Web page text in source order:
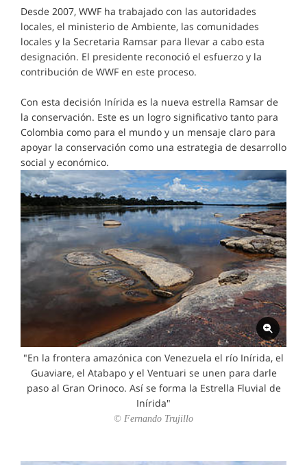
Desde 2007, WWF ha trabajado con las autoridades
locales, el ministerio de Ambiente, las comunidades
locales y la Secretaria Ramsar para llevar a cabo esta
designación. El presidente reconoció el esfuerzo y la
contribución de WWF en este proceso.
Con esta decisión Inírida es la nueva estrella Ramsar de
la conservación. Este es un logro significativo tanto para
Colombia como para el mundo y un mensaje claro para
apoyar la conservación como una estrategia de desarrollo
social y económico.
"En la frontera amazónica con Venezuela el río Inírida, el
Guaviare, el Atabapo y el Ventuari se unen para darle
paso al Gran Orinoco. Así se forma la Estrella Fluvial de
Inírida"
© Fernando Trujillo